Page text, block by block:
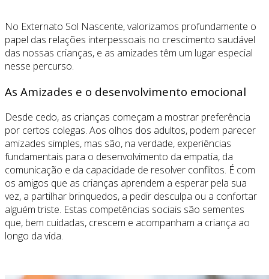
No Externato Sol Nascente, valorizamos profundamente o
papel das relações interpessoais no crescimento saudável
das nossas crianças, e as amizades têm um lugar especial
nesse percurso.
As Amizades e o desenvolvimento emocional
Desde cedo, as crianças começam a mostrar preferência
por certos colegas. Aos olhos dos adultos, podem parecer
amizades simples, mas são, na verdade, experiências
fundamentais para o desenvolvimento da empatia, da
comunicação e da capacidade de resolver conflitos. É com
os amigos que as crianças aprendem a esperar pela sua
vez, a partilhar brinquedos, a pedir desculpa ou a confortar
alguém triste. Estas competências sociais são sementes
que, bem cuidadas, crescem e acompanham a criança ao
longo da vida.